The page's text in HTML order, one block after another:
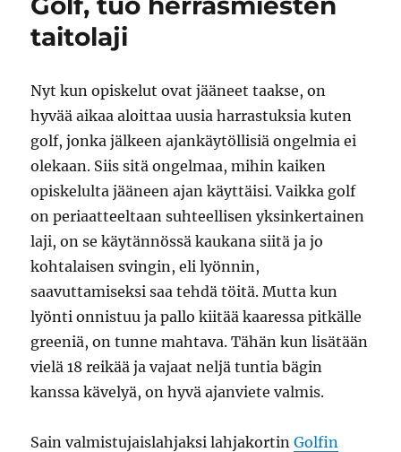
taitolaji
Nyt kun opiskelut ovat jääneet taakse, on
hyvää aikaa aloittaa uusia harrastuksia kuten
golf, jonka jälkeen ajankäytöllisiä ongelmia ei
olekaan. Siis sitä ongelmaa, mihin kaiken
opiskelulta jääneen ajan käyttäisi. Vaikka golf
on periaatteeltaan suhteellisen yksinkertainen
laji, on se käytännössä kaukana siitä ja jo
kohtalaisen svingin, eli lyönnin,
saavuttamiseksi saa tehdä töitä. Mutta kun
lyönti onnistuu ja pallo kiitää kaaressa pitkälle
greeniä, on tunne mahtava. Tähän kun lisätään
vielä 18 reikää ja vajaat neljä tuntia bägin
kanssa kävelyä, on hyvä ajanviete valmis.
Sain valmistujaislahjaksi lahjakortinGolfin